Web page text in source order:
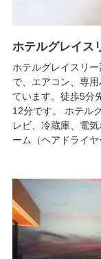
ホテルグレイス
ホテルグレイスリ
で、エアコン、専
ています。徒歩5分
12分です。 ホテル
レビ、冷蔵庫、電
ーム（ヘアドライヤ